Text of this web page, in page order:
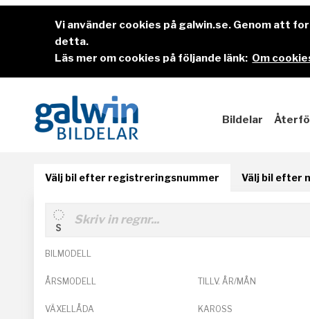
Vi använder cookies på galwin.se. Genom att
detta.
Läs mer om cookies på följande länk: Om
Bildelar
Välj bil efter registreringsnummer Välj bil efter
BILMODELL
ÅRSMODELL TILLV. ÅR/MÅN
VÄXELLÅDA KAROSS